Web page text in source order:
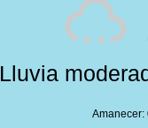
Lluvia
Amanecer: